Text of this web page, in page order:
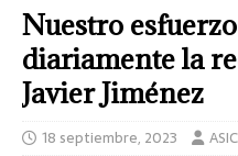
Nuestro
diariamente la
Javier Jiménez
18 septiembre, 2023